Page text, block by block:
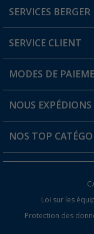
Trouver une magasin
SERVICES BERGER
Devenir revendeur
Mon compte
Carte de fidélité
SERVICE CLIENT
FAQ et contact
Informations sur
Statut de la
MODES DE
NOUS EXPÉDIONS
NOS TOP
Accessoires de
Meubles de camping
Loi sur les
Protection des